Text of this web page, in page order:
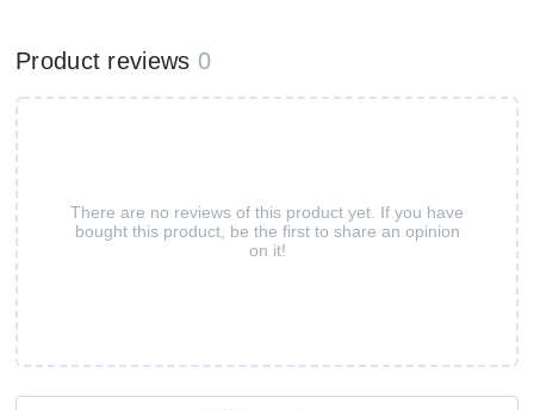
Product reviews 0
There are no reviews of this product yet. If you have
bought this product, be the first to share an opinion
on it!